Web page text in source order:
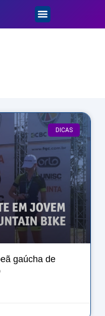
DICAS
gaúcha de